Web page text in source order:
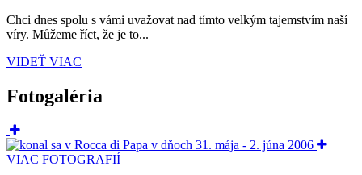
Chci dnes spolu s vámi uvažovat nad tímto velkým tajemstvím naší
víry. Můžeme říct, že je to...
VIDEŤ VIAC
Fotogaléria
VIAC FOTOGRAFIÍ